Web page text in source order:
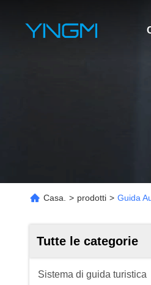
Casa. > prodotti > Guida
Tutte le categorie
Sistema di guida turistica